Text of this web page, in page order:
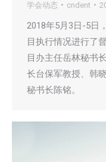
学会动态 cndent
2018年5月3日-5日
目执行情况进行了
目办主任岳林秘书
长台保军教授、韩
秘书长陈铭。